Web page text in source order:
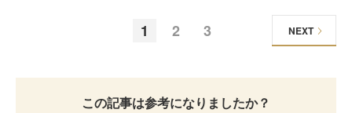
1 2 3 NEXT
この記事は参考になりましたか？